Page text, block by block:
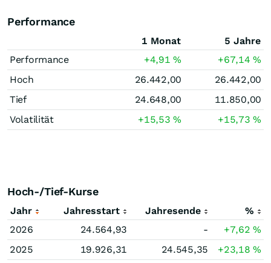
Performance
1 Monat
5 Jahre
Performance
+4,91% +67,14%
Hoch
26.442,00
26.442,00
Tief
24.648,00
11.850,00
Volatilität
+15,53% +15,73%
Hoch-/Tief-Kurse
Jahr Jahresstart Jahresende
%
2026
24.564,93 - +7,62%
2025
19.926,31 24.545,35 +23,18%